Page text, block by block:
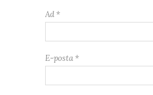
Ad *
E-posta *